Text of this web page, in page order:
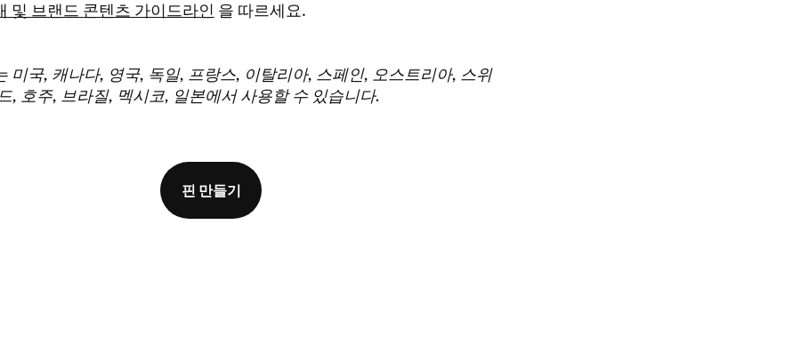
및 브랜드 콘텐츠 가이드라인 을 따르세요.
미국, 캐나다, 영국, 독일, 프랑스, 이탈리아, 스페인, 오스트리아, 스위
, 호주, 브라질, 멕시코, 일본에서 사용할 수 있습니다.
핀 만들기